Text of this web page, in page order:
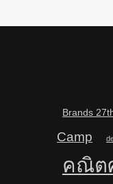
Brands
Camp
คณิต